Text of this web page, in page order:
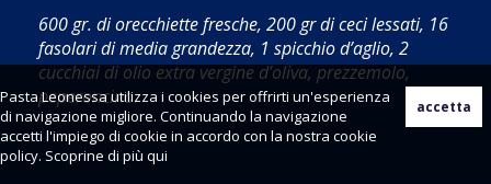
Pasta Leonessa utilizza i cookies per offrirti un'esperienza
di navigazione migliore. Continuando la navigazione
accetti l'impiego di cookie in accordo con la nostra cookie
policy. Scoprine di più qui
600 gr. di orecchiette fresche, 200 gr di ceci lessati, 16
fasolari di media grandezza, 1 spicchio d’aglio, 2
cucchiai di olio extra vergine d’oliva, prezzemolo,
peperoncino.